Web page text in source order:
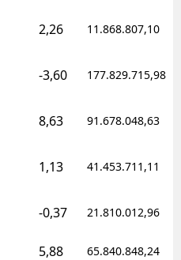
2,26 11.868.807,10
-3,60 177.829.715,98
8,63 91.678.048,63
1,13 41.453.711,11
-0,37 21.810.012,96
5,88 65.840.848,24